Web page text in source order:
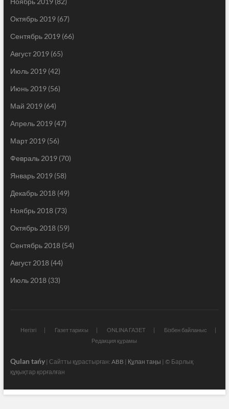
Октябрь 2019(67)
Сентябрь 2019(66)
Август 2019(65)
Июль 2019(42)
Июнь 2019(56)
Май 2019(64)
Апрель 2019(47)
Март 2019(56)
Февраль 2019(70)
Январь 2019(58)
Декабрь 2018(49)
Ноябрь 2018(73)
Октябрь 2018(59)
Сентябрь 2018(54)
Август 2018(44)
Июль 2018(33)
Негізгі Газет тарихы ONLINA ГАЗЕТ
Бізбен байланыс
Редакция құрамы
Qulan tańy| Сайтты құрастырған: ABB | Құлан таңы | © Барлық
құқықтар қорғалған